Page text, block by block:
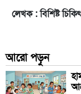
লেখক : বিশিষ্ট
আরো পড়ুন